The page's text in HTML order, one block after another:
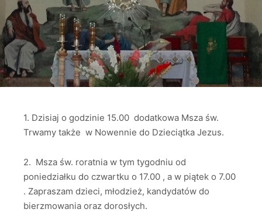
1. Dzisiaj o godzinie 15.00 dodatkowa Msza św.
Trwamy także w Nowennie do Dzieciątka Jezus.
2. Msza św. roratnia w tym tygodniu od
poniedziałku do czwartku o 17.00 , a w piątek o 7.00
. Zapraszam dzieci, młodzież, kandydatów do
bierzmowania oraz dorosłych.